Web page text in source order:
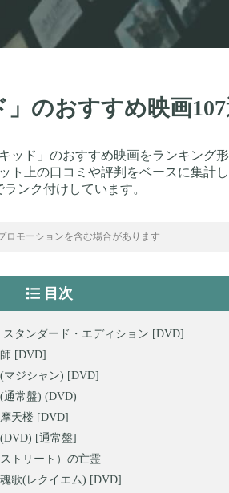
のおすすめ映画
ッド」のおすすめ映画をランキング
ト上の口コミや評判をベースに集計し
ランク付けしています。
ロモーションを含む場合があります
目次
タンダード・エディション [DVD]
[DVD]
マジシャン) [DVD]
通常盤) (DVD)
天楼 [DVD]
[通常盤]
トリート）の亡霊
歌(レクイエム) [DVD]